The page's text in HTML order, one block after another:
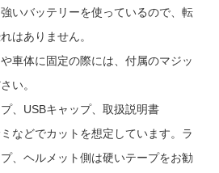
いバッテリーを使っているので、転
はありません。
車体に固定の際には、付属のマジッ
い。
、USBキャップ、取扱説明書
などでカットを想定しています。ラ
、ヘルメット側は硬いテープをお勧